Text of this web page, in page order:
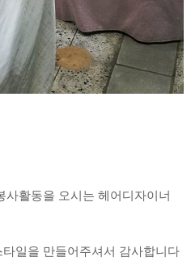
활동을 오시는 헤어디자이너
일을 만들어주셔서 감사합니다